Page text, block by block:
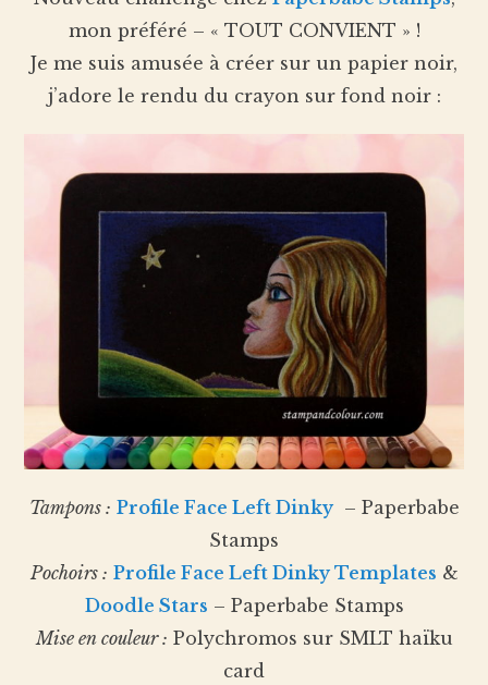
mon préféré – « TOUT CONVIENT » !
Je me suis amusée à créer sur un papier noir,
j’adore le rendu du crayon sur fond noir :
Tampons : Profile Face Left Dinky– Paperbabe
Stamps
Pochoirs : Profile Face Left Dinky Templates &
Doodle Stars – Paperbabe Stamps
Mise en couleur : Polychromos sur SMLT haïku
card